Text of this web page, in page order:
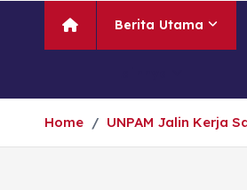
Berita Utama
Home UNPAM Jalin Kerja